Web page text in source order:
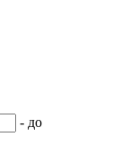
- до